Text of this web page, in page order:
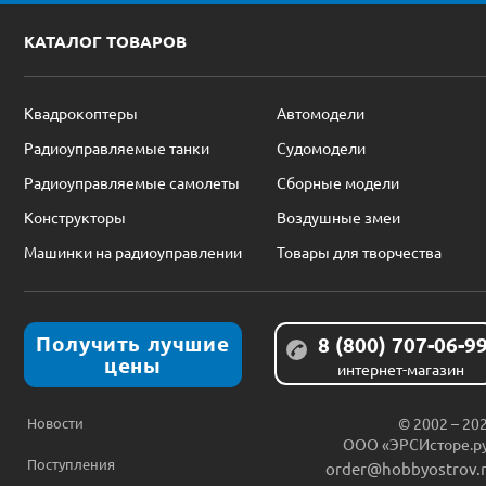
КАТАЛОГ ТОВАРОВ
Квадрокоптеры
Автомодели
Радиоуправляемые танки
Судомодели
Радиоуправляемые самолеты
Сборные модели
Конструкторы
Воздушные змеи
Машинки на радиоуправлении
Товары для творчества
Получить лучшие
цены
8 (800) 707-06-
интернет-магазин
Новости
Поступления
© 2002 –
ООО